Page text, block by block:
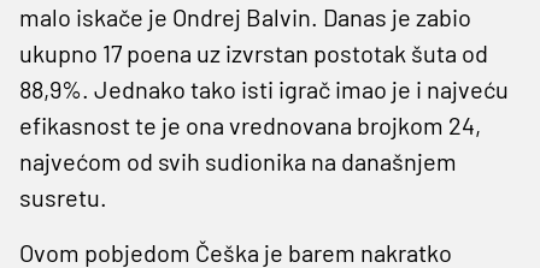
malo iskače je Ondrej Balvin. Danas je zabio
ukupno 17 poena uz izvrstan postotak šuta od
88,9%. Jednako tako isti igrač imao je i najveću
efikasnost te je ona vrednovana brojkom 24,
najvećom od svih sudionika na današnjem
susretu.
Ovom pobjedom Češka je barem nakratko